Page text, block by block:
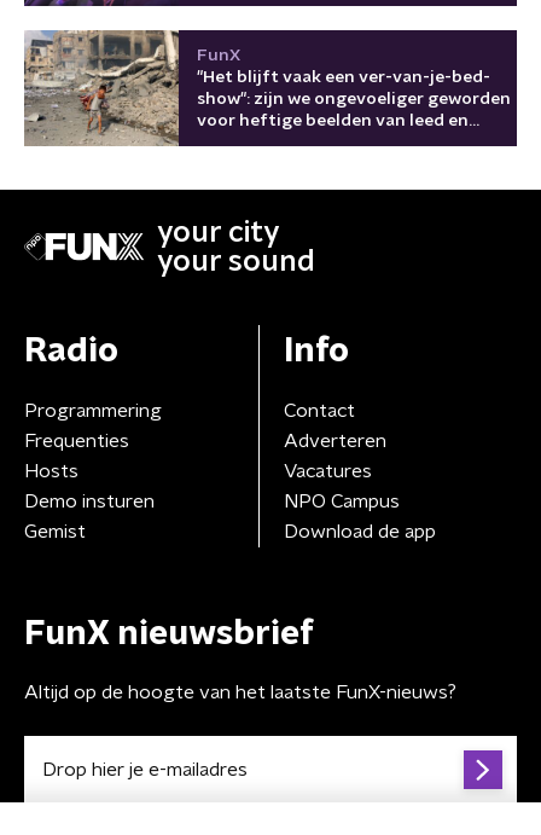
FunX
"Het blijft vaak een ver-van-je-bed-
show": zijn we ongevoeliger geworden
voor heftige beelden van leed en
your city
your sound
Radio
Programmering
Frequenties
Hosts
Demo insturen
Gemist
Info
Contact
Adverteren
Vacatures
NPO Campus
Download de app
FunX nieuwsbrief
Altijd op de hoogte van het laatste FunX-nieuws?